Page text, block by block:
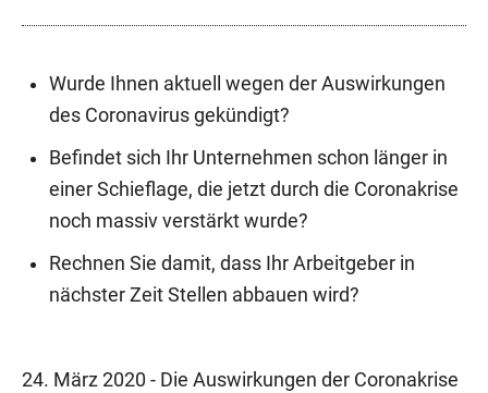
Wurde Ihnen aktuell wegen der Auswirkungen
des Coronavirus gekündigt?
Befindet sich Ihr Unternehmen schon länger in
einer Schieflage, die jetzt durch die Coronakrise
noch massiv verstärkt wurde?
Rechnen Sie damit, dass Ihr Arbeitgeber in
nächster Zeit Stellen abbauen wird?
24. März 2020 - Die Auswirkungen der Coronakrise